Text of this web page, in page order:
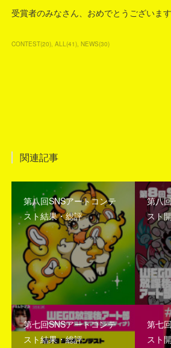
受賞者のみなさん、おめでとうございます
CONTEST(20) ALL(41) NEWS(30)
関連記事
第八回SNSアートコンテ
スト結果・総評
第八
スト
第七回SNSアートコンテ
スト結果・総評
第七
スト